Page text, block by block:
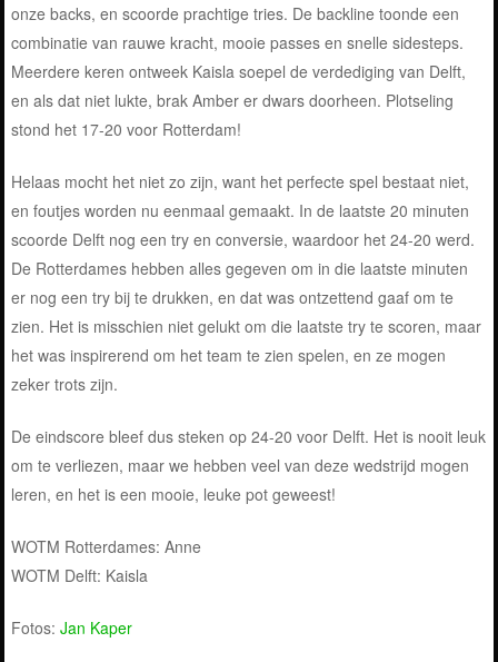
onze backs, en scoorde prachtige tries. De backline toonde een
combinatie van rauwe kracht, mooie passes en snelle sidesteps.
Meerdere keren ontweek Kaisla soepel de verdediging van Delft,
en als dat niet lukte, brak Amber er dwars doorheen. Plotseling
stond het 17-20 voor Rotterdam!
Helaas mocht het niet zo zijn, want het perfecte spel bestaat niet,
en foutjes worden nu eenmaal gemaakt. In de laatste 20 minuten
scoorde Delft nog een try en conversie, waardoor het 24-20 werd.
De Rotterdames hebben alles gegeven om in die laatste minuten
er nog een try bij te drukken, en dat was ontzettend gaaf om te
zien. Het is misschien niet gelukt om die laatste try te scoren, maar
het was inspirerend om het team te zien spelen, en ze mogen
zeker trots zijn.
De eindscore bleef dus steken op 24-20 voor Delft. Het is nooit leuk
om te verliezen, maar we hebben veel van deze wedstrijd mogen
leren, en het is een mooie, leuke pot geweest!
WOTM Rotterdames: Anne
WOTM Delft: Kaisla
Fotos:Jan Kaper